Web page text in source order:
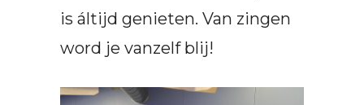
is áltijd genieten. Van zingen
word je vanzelf blij!